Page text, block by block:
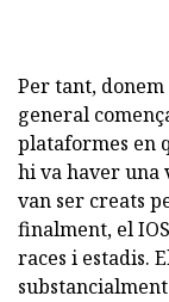
Per tant,
general
plataformes en
hi va haver una
van ser creats
finalment, el
races i estadis.